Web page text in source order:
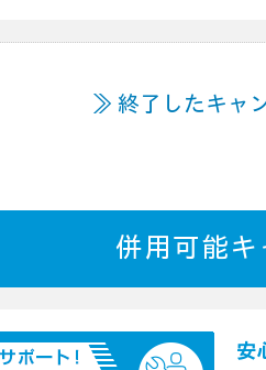
≫ 終了したキャ
併用可能キ
安